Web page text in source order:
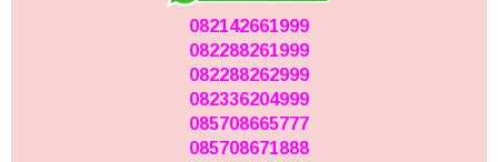
082142661999
082288261999
082288262999
082336204999
085708665777
085708671888